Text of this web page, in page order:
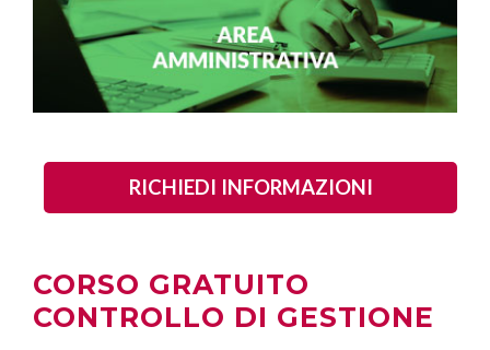
RICHIEDI INFORMAZIONI
CORSO GRATUITO
CONTROLLO DI GESTIONE